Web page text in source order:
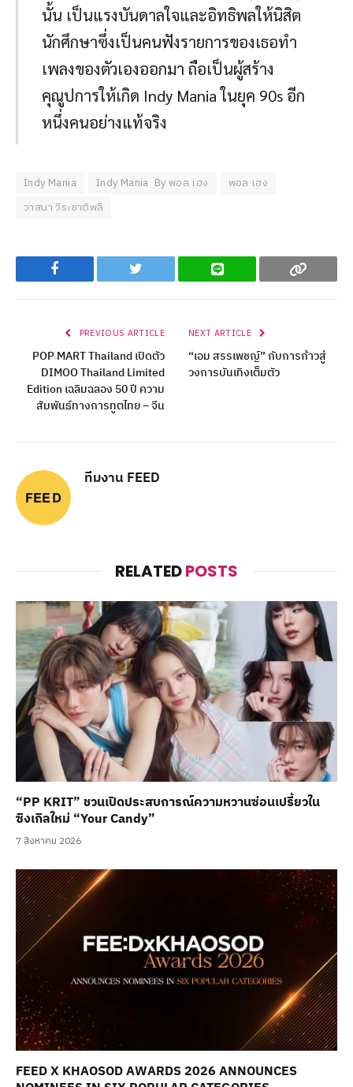
นั้น เป็นแรงบันดาลใจและอิทธิพลให้นิสิต
นักศึกษาซึ่งเป็นคนฟังรายการของเธอทำ
เพลงของตัวเองออกมา ถือเป็นผู้สร้าง
คุณูปการให้เกิด Indy Mania ในยุค 90s อีก
หนึ่งคนอย่างแท้จริง
Indy Mania Indy Mania By พอล เฮง
พอล เฮง
วาสนา วีระชาติพลี
Facebook Twitter Line Copy
PREVIOUS ARTICLE
POP MART Thailand เปิดตัว
DIMOO Thailand Limited
Edition เฉลิมฉลอง 50 ปี ความ
สัมพันธ์ทางการทูตไทย – จีน
NEXT ARTICLE
“เอม สรรเพชญ์” กับการก้าวสู่
วงการบันเทิงเต็มตัว
ทีมงาน FEED
RELATEDPOSTS
“PP KRIT” ชวนเปิดประสบการณ์ความหวานซ่อนเปรี้ยวใน
ซิงเกิลใหม่ “Your Candy”
7 สิงหาคม 2026
FEED X KHAOSOD AWARDS 2026 ANNOUNCES